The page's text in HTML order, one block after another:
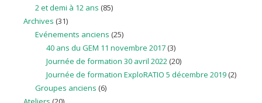
2 et demi à 12 ans (85)
Archives (31)
Evénements anciens (25)
40 ans du GEM 11 novembre 2017 (3)
Journée de formation 30 avril 2022 (20)
Journée de formation ExploRATIO 5 décembre 2019 (2)
Groupes anciens (6)